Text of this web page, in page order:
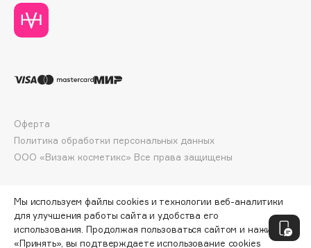
Divage
Dolce & Gabbana
DP Daily Perfection
Dr.Althea
Dr.Ceuracle
Dr.Jart+
Dyson
ООО «Визаж косметикс» Все права защищены
Оферта
Политика обработки персональных данных
Мы используем файлы cookies и технологии веб-аналитики
для улучшения работы сайта и удобства его
использования. Продолжая пользоваться сайтом и нажимая
«Принять», вы подтверждаете использование cookies